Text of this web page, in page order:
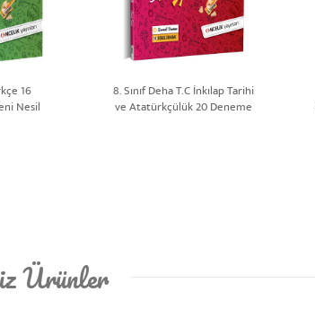
16
Nesil
8. Sınıf Deha T.C İnkılap Tarihi
ve Atatürkçülük 20 Deneme
Ürünler